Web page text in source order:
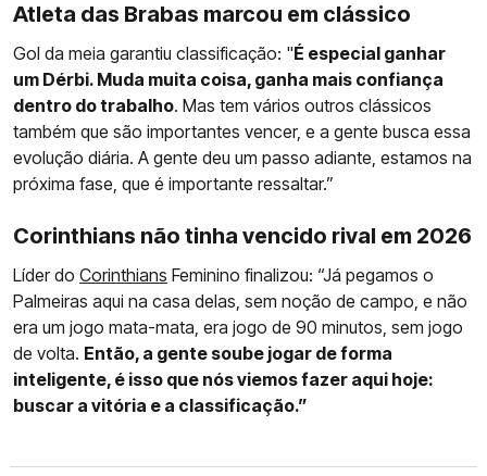
Atleta das Brabas marcou em clássico
Gol da meia garantiu classificação: "É especial ganhar
um Dérbi. Muda muita coisa, ganha mais confiança
dentro do trabalho. Mas tem vários outros clássicos
também que são importantes vencer, e a gente busca essa
evolução diária. A gente deu um passo adiante, estamos na
próxima fase, que é importante ressaltar.”
Corinthians não tinha vencido rival em 2026
Líder do Corinthians Feminino finalizou: “Já pegamos o
Palmeiras aqui na casa delas, sem noção de campo, e não
era um jogo mata-mata, era jogo de 90 minutos, sem jogo
de volta. Então, a gente soube jogar de forma
inteligente, é isso que nós viemos fazer aqui hoje:
buscar a vitória e a classificação.”